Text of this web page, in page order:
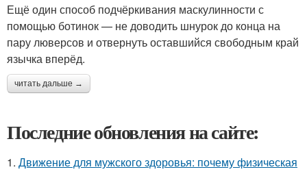
Ещё один способ подчёркивания маскулинности с
помощью ботинок — не доводить шнурок до конца на
пару люверсов и отвернуть оставшийся свободным край
язычка вперёд.
читать дальше →
Последние обновления на сайте:
1. Движение для мужского здоровья: почему физическая